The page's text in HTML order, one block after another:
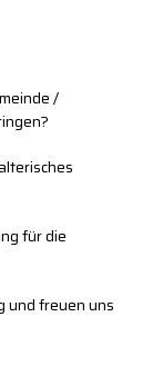
/
für die
und freuen uns